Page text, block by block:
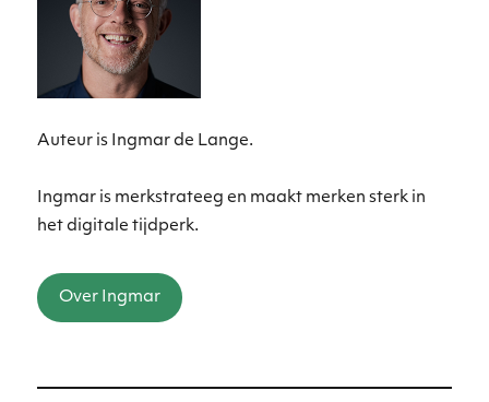
Auteur is Ingmar de Lange.
Ingmar is merkstrateeg en maakt merken sterk in
het digitale tijdperk.
Over Ingmar